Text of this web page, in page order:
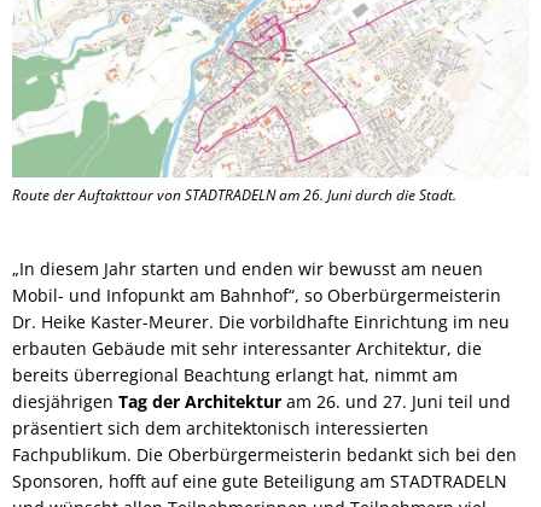
Route der Auftakttour von STADTRADELN am 26. Juni durch die Stadt.
„In diesem Jahr starten und enden wir bewusst am neuen
Mobil- und Infopunkt am Bahnhof“, so Oberbürgermeisterin
Dr. Heike Kaster-Meurer. Die vorbildhafte Einrichtung im neu
erbauten Gebäude mit sehr interessanter Architektur, die
bereits überregional Beachtung erlangt hat, nimmt am
diesjährigen Tag der Architektur am 26. und 27. Juni teil und
präsentiert sich dem architektonisch interessierten
Fachpublikum. Die Oberbürgermeisterin bedankt sich bei den
Sponsoren, hofft auf eine gute Beteiligung am STADTRADELN